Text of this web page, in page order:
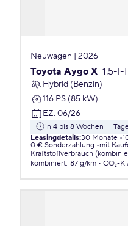
Neuwagen | 2026
Toyota Aygo X 1.5-l-
Hybrid (Benzin)
116 PS (85 kW)
EZ: 06/26
in 4 bis 8 Wochen
Leasingdetails:30 Monate
0 € Sonderzahlung
mit
Kraftstoffverbrauch
kombiniert: 87 g/km CO₂-